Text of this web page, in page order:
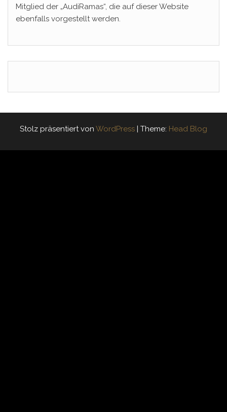
Mitglied der „AudiRamas“, die auf dieser Website
ebenfalls vorgestellt werden.
Stolz präsentiert von WordPress | Theme: Head Blog